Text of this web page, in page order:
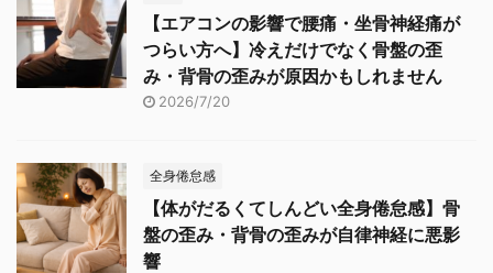
【エアコンの影響で腰痛・坐骨神経痛が
つらい方へ】冷えだけでなく骨盤の歪
み・背骨の歪みが原因かもしれません
2026/7/20
全身倦怠感
【体がだるくてしんどい全身倦怠感】骨
盤の歪み・背骨の歪みが自律神経に悪影
響